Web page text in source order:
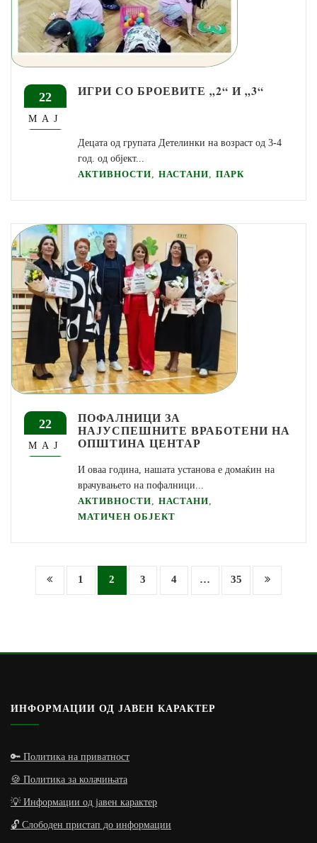
22
МАЈ
ИГРИ СО БРОЕВИТЕ „2“ И „3“
Децата од групата Детелинки на возраст од 3-4
год. од објект...
АКТИВНОСТИ ,НАСТАНИ ,ПАРК
22
МАЈ
ПОФАЛНИЦИ ЗА
НАЈУСПЕШНИТЕ ВРАБОТЕНИ НА
ОПШТИНА ЦЕНТАР
И оваа година, нашата установа е домаќин на
врачувањето на пофалници...
АКТИВНОСТИ ,НАСТАНИ
МАТИЧЕН ОБЈЕКТ
Posts
1 2 3 4 … 35
ИНФОРМАЦИИ ОД ЈАВЕН КАРАКТЕР
🔑 Политика на приватност
🍪 Политика за колачињата
💡 Информации од јавен карактер
🔓 Слободен пристап до информации